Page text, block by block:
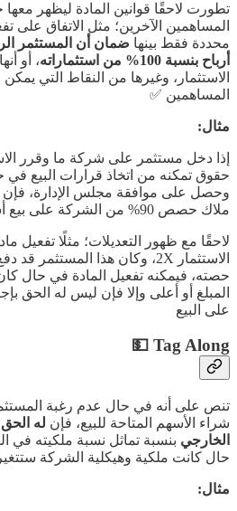
تطورت لاحقًا قوانين المادة ليظهر
المساهمين الآخرين؛ مثل الاتفاق
محددة فقط بينها ضمان أن المستثمر
أرباح بنسبة 100% من استثماراته
، أو
الاستثمار، وغيرها من النقاط التي يمكن
المساهمين ✅
مثال:
حقوق تمكنه من اتخاذ قرارات البيع
وحصل على موافقة مجلس الإدارة، فإن
ملاك حصص 90% من الشركة على بيع أسهمهم
حصته، فيمكنه تفعيل المادة في حال
المبلغ أو أعلى وإلا فإن ليس له الحق
على البيع
Tag Along 💵
تنص على أنه في حال عدم رغبة
شراء الأسهم المتاحة للبيع، فإن له
الخارجي بنسبة تماثل نسبة ملكيته
حال كانت ملكية وهيكلية الشركة ستتغير
مثال: